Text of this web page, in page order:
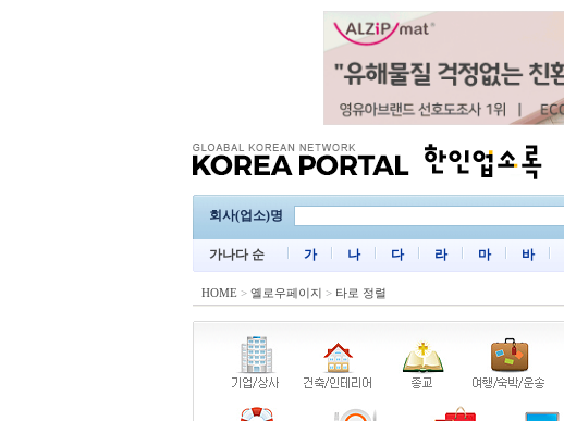
회사(업소)명
가나다 순 가 나 다 라 마 바
HOME > 옐로우페이지 > 타로 정렬